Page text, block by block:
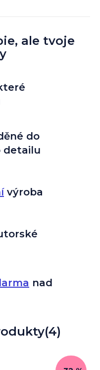
ale tvoje
do
detailu
výroba
nad
(4)